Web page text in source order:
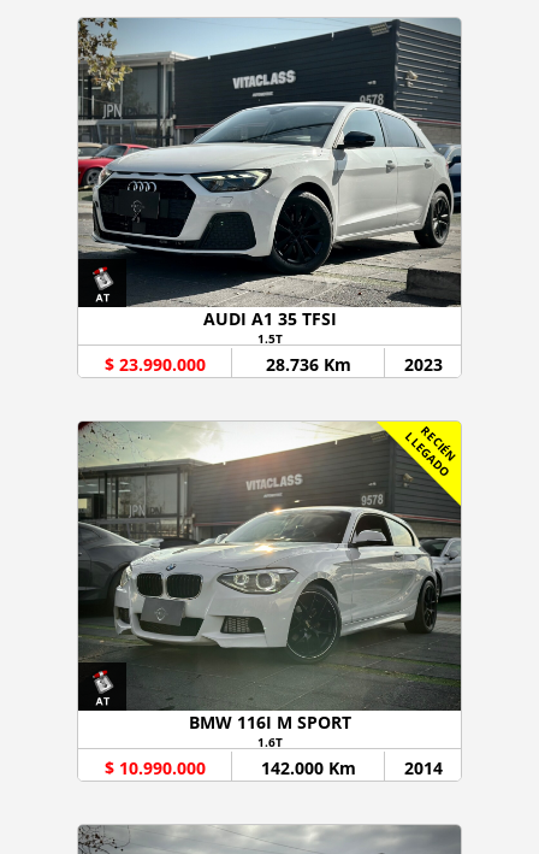
AUDI A1 35 TFSI
1.5T
$ 23.990.000 28.736 Km 2023
R
E
C
I
É
N
L
L
E
G
A
D
O
BMW 116I M SPORT
1.6T
$ 10.990.000 142.000 Km 2014